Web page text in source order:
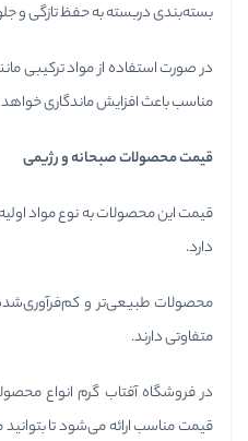
بسته‌بندی دربسته به حفظ تازگی و
در صورت استفاده از مواد ترکیبی
مناسب باعث افزایش ماندگاری
قیمت محصولات صبحانه و رژیمی
قیمت این محصولات به نوع مواد
دارد.
محصولات طبیعی‌تر و
متفاوتی دارند.
در فروشگاه آفتاب گرم انواع
قیمت مناسب ارائه می‌شود تا